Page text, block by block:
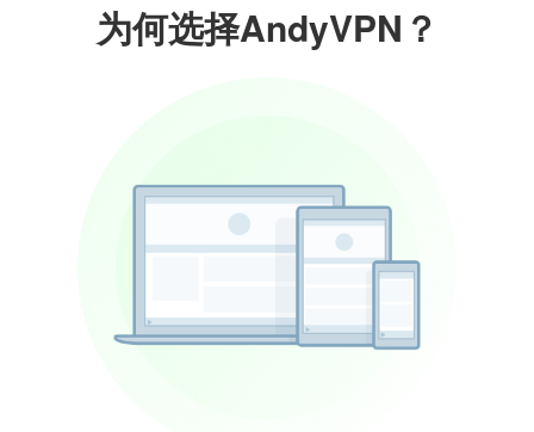
为何选择AndyVPN？